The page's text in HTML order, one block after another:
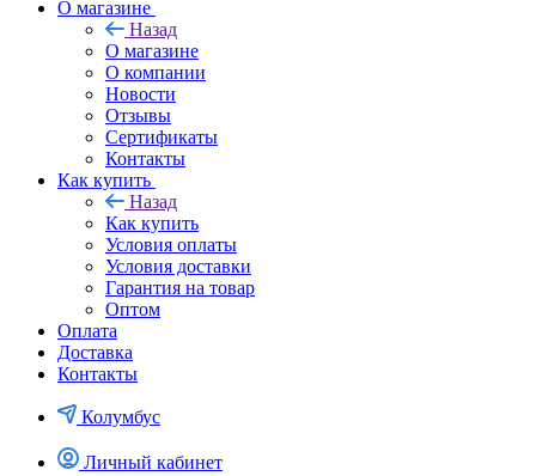
О магазине
Назад
О магазине
О компании
Новости
Отзывы
Сертификаты
Контакты
Как купить
Назад
Как купить
Условия оплаты
Условия доставки
Гарантия на товар
Оптом
Оплата
Доставка
Контакты
Колумбус
Личный кабинет